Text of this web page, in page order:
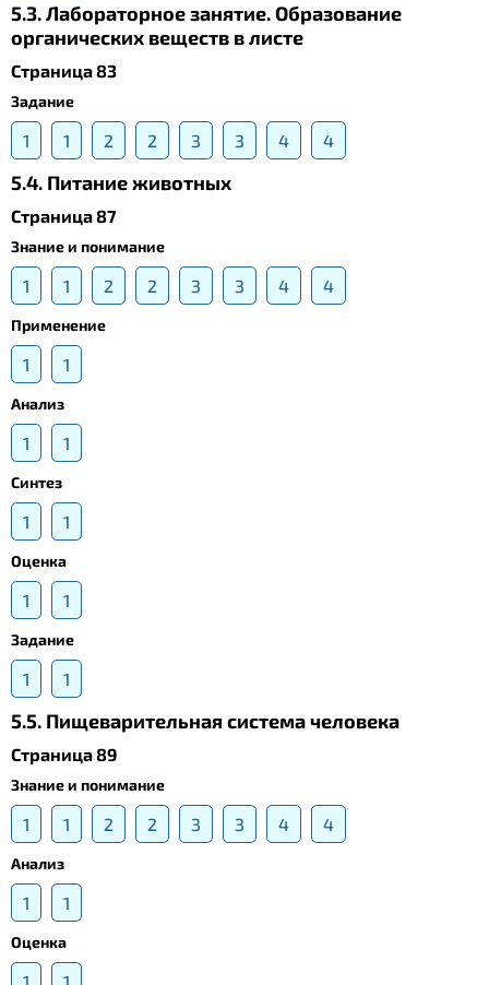
5.3. Лабораторное занятие. Образование
органических веществ в листе
Страница 83
Задание
1 1 2 2 3 3 4 4
5.4. Питание животных
Страница 87
Знание и понимание
1 1 2 2 3 3 4 4
Применение
1 1
Анализ
1 1
Синтез
1 1
Оценка
1 1
Задание
1 1
5.5. Пищеварительная система человека
Страница 89
Знание и понимание
1 1 2 2 3 3 4 4
Анализ
1 1
Оценка